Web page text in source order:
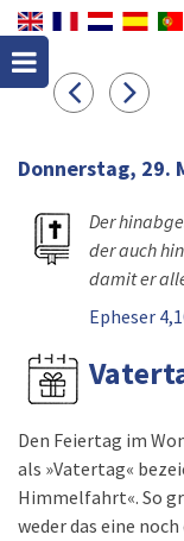
Donnerstag, 29.
Der
der auch
damit er
Epheser
Den Feiertag im
als »Vatertag«
Himmelfahrt«. So
weder das eine